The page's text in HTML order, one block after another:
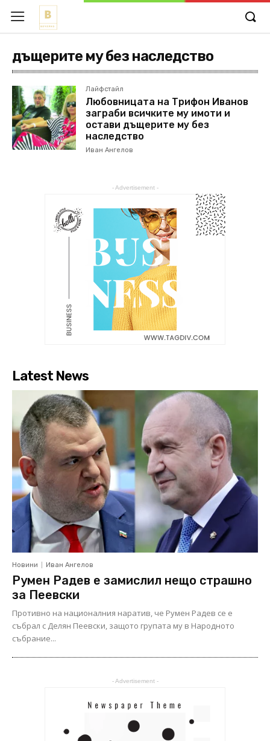
дъщерите му без наследство
Лайфстайл
Любовницата на Трифон Иванов
заграби всичките му имоти и
остави дъщерите му без
наследство
Иван Ангелов
- Advertisement -
Latest News
Новини Иван Ангелов
Румен Радев е замислил нещо страшно
за Пеевски
Противно на националния наратив, че Румен Радев се е
събрал с Делян Пеевски, защото групата му в Народното
събрание...
- Advertisement -